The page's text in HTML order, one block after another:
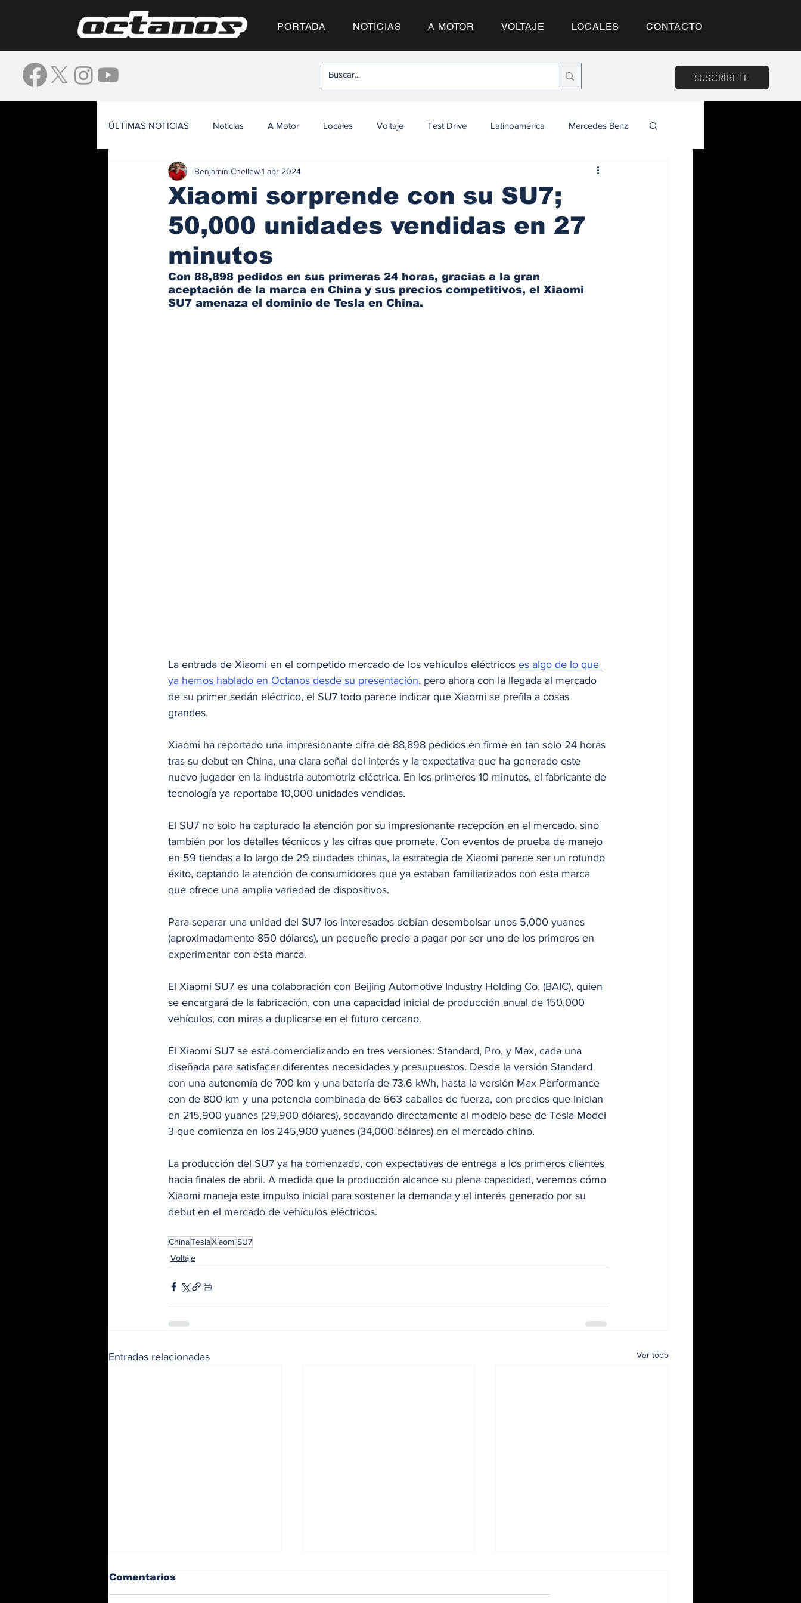
PORTADA NOTICIAS A MOTOR VOLTAJE LOCALES CONTACTO
SUSCRÍBETE
ÚLTIMAS NOTICIAS Noticias A Motor Locales Voltaje Test Drive Latinoamérica Mercedes Benz
Xiaomi sorprende con su SU7;
50,000 unidades vendidas en 27
minutos
Benjamín Chellew1 abr 2024
Con 88,898 pedidos en sus primeras 24 horas, gracias a la gran
aceptación de la marca en China y sus precios competitivos, el Xiaomi
SU7 amenaza el dominio de Tesla en China.
La entrada de Xiaomi en el competido mercado de los vehículos eléctricos es algo de lo que
ya hemos hablado en Octanos desde su presentación, pero ahora con la llegada al mercado
de su primer sedán eléctrico, el SU7 todo parece indicar que Xiaomi se prefila a cosas
grandes.
Xiaomi ha reportado una impresionante cifra de 88,898 pedidos en firme en tan solo 24 horas
tras su debut en China, una clara señal del interés y la expectativa que ha generado este
nuevo jugador en la industria automotriz eléctrica. En los primeros 10 minutos, el fabricante de
tecnología ya reportaba 10,000 unidades vendidas.
El SU7 no solo ha capturado la atención por su impresionante recepción en el mercado, sino
también por los detalles técnicos y las cifras que promete. Con eventos de prueba de manejo
en 59 tiendas a lo largo de 29 ciudades chinas, la estrategia de Xiaomi parece ser un rotundo
éxito, captando la atención de consumidores que ya estaban familiarizados con esta marca
que ofrece una amplia variedad de dispositivos.
Para separar una unidad del SU7 los interesados debían desembolsar unos 5,000 yuanes
(aproximadamente 850 dólares), un pequeño precio a pagar por ser uno de los primeros en
experimentar con esta marca.
El Xiaomi SU7 es una colaboración con Beijing Automotive Industry Holding Co. (BAIC), quien
se encargará de la fabricación, con una capacidad inicial de producción anual de 150,000
vehículos, con miras a duplicarse en el futuro cercano.
El Xiaomi SU7 se está comercializando en tres versiones: Standard, Pro, y Max, cada una
diseñada para satisfacer diferentes necesidades y presupuestos. Desde la versión Standard
con una autonomía de 700 km y una batería de 73.6 kWh, hasta la versión Max Performance
con de 800 km y una potencia combinada de 663 caballos de fuerza, con precios que inician
en 215,900 yuanes (29,900 dólares), socavando directamente al modelo base de Tesla Model
3 que comienza en los 245,900 yuanes (34,000 dólares) en el mercado chino.
La producción del SU7 ya ha comenzado, con expectativas de entrega a los primeros clientes
hacia finales de abril. A medida que la producción alcance su plena capacidad, veremos cómo
Xiaomi maneja este impulso inicial para sostener la demanda y el interés generado por su
debut en el mercado de vehículos eléctricos.
ChinaTeslaXiaomiSU7
Voltaje
Entradas relacionadas Ver todo
Comentarios